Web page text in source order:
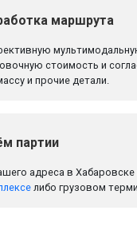
маршрута
стоимость и
и прочие детали.
партии
адреса в
либо грузовом